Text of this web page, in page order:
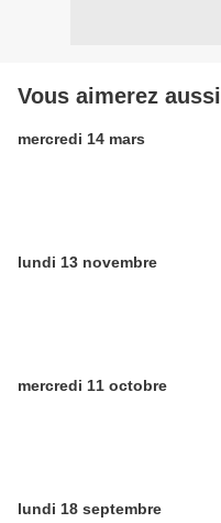
Vous aimerez aussi
mercredi 14 mars
lundi 13 novembre
mercredi 11 octobre
lundi 18 septembre